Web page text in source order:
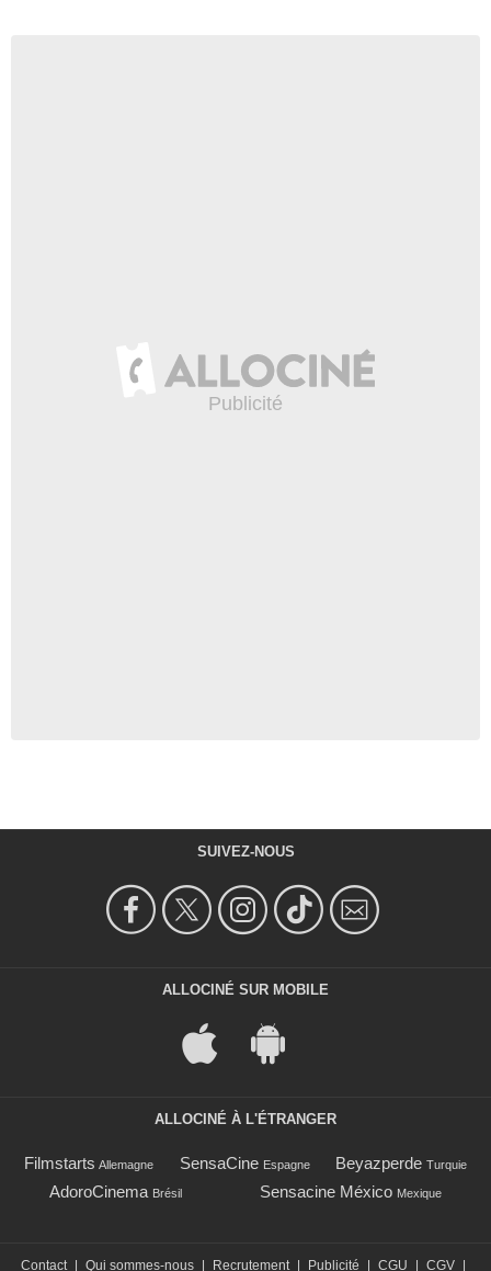
SUIVEZ-NOUS
ALLOCINÉ SUR MOBILE
ALLOCINÉ À L'ÉTRANGER
Filmstarts Allemagne SensaCine Espagne Beyazperde Turquie
AdoroCinema Brésil Sensacine México Mexique
Contact Qui sommes-nous Recrutement Publicité CGU CGV